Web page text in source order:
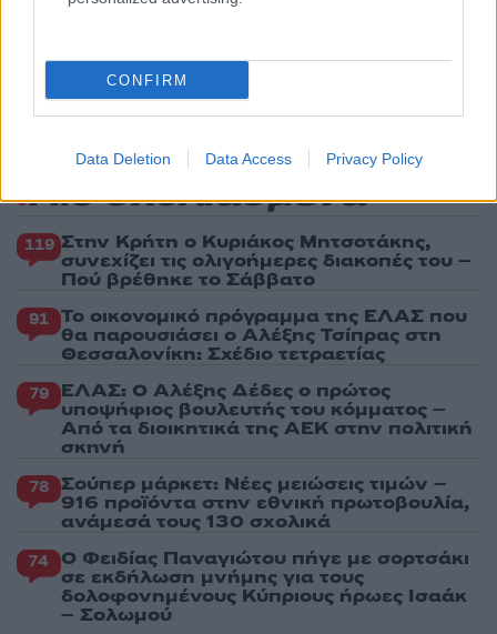
CONFIRM
Data Deletion Data Access Privacy Policy
Γιάννης Παπαμιχαήλ: «Η απαγόρευση
Ο δημοσιογράφος Βασίλης Τσεκούρας
ανακοίνωσε ότι παντρεύεται τη σύντροφό
του, Γωγώ Μπαλή
Πιο σχολιασμένα
119 Στην Κρήτη ο Κυριάκος Μητσοτάκης,
συνεχίζει τις ολιγοήμερες διακοπές του –
Πού βρέθηκε το Σάββατο
91 Το οικονομικό πρόγραμμα της ΕΛΑΣ που
θα παρουσιάσει ο Αλέξης Τσίπρας στη
Θεσσαλονίκη: Σχέδιο τετραετίας
79 ΕΛΑΣ: Ο Αλέξης Δέδες ο πρώτος
υποψήφιος βουλευτής του κόμματος –
Από τα διοικητικά της ΑΕΚ στην πολιτική
σκηνή
78 Σούπερ μάρκετ: Νέες μειώσεις τιμών –
916 προϊόντα στην εθνική πρωτοβουλία,
ανάμεσά τους 130 σχολικά
74 Ο Φειδίας Παναγιώτου πήγε με σορτσάκι
σε εκδήλωση μνήμης για τους
δολοφονημένους Κύπριους ήρωες Ισαάκ
– Σολωμού